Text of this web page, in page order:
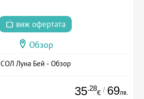
виж офертата
Обзор
СОЛ Луна Бей - Обзор
35.28
€ / 69лв.